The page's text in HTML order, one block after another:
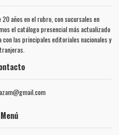
años en el rubro, con sucursales en
el catálogo presencial más actualizado
con las principales editoriales nacionales y
Menú